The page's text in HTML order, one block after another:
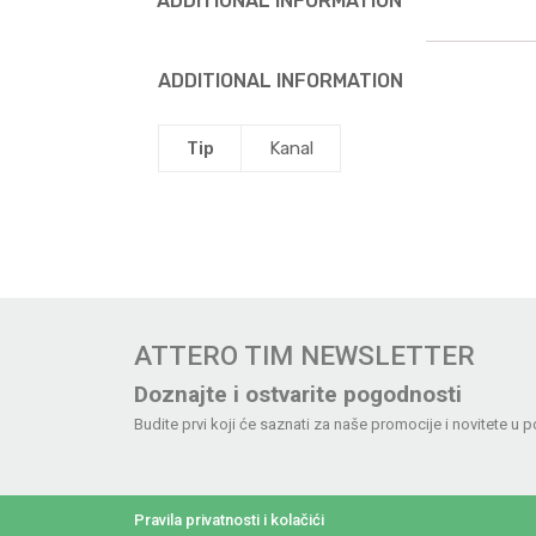
ADDITIONAL INFORMATION
Tip Kanal
ATTERO TIM NEWSLETTER
Doznajte i ostvarite pogodnosti
Budite prvi koji će saznati za naše promocije i novitete u
Pravila privatnosti i kolačići